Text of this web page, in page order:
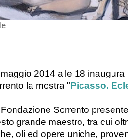
2014 alle 18 inaugura
la mostra "Picasso.
Sorrento
grande maestro, tra cui
oli ed opere uniche,